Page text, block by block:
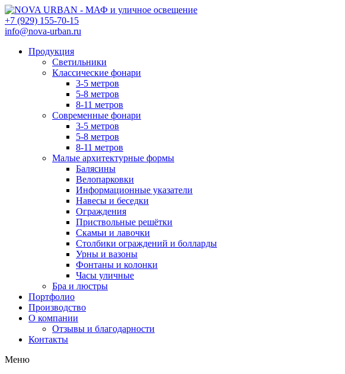
+7 (929) 155-70-15
info@nova-urban.ru
Продукция
Светильники
Классические фонари
3-5 метров
5-8 метров
8-11 метров
Современные фонари
3-5 метров
5-8 метров
8-11 метров
Малые архитектурные формы
Балясины
Велопарковки
Информационные указатели
Навесы и беседки
Ограждения
Приствольные решётки
Скамьи и лавочки
Столбики ограждений и болларды
Урны и вазоны
Фонтаны и колонки
Часы уличные
Бра и люстры
Портфолио
Производство
О компании
Отзывы и благодарности
Контакты
Меню